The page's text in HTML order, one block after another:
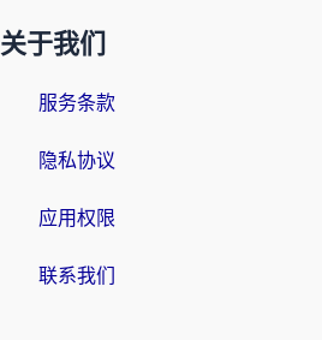
关于我们
服务条款
隐私协议
应用权限
联系我们